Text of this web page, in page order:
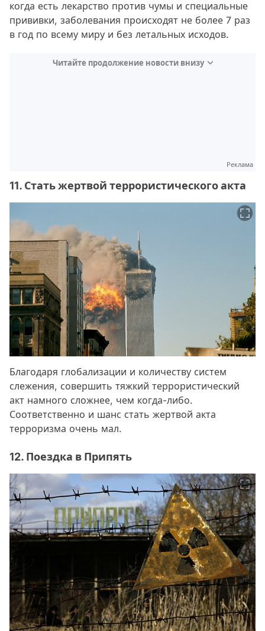
когда есть лекарство против чумы и специальные
прививки, заболевания происходят не более 7 раз
в год по всему миру и без летальных исходов.
Читайте продолжение новости внизу
Реклама
11. Стать жертвой террористического акта
Благодаря глобализации и количеству систем
слежения, совершить тяжкий террористический
акт намного сложнее, чем когда-либо.
Соответственно и шанс стать жертвой акта
терроризма очень мал.
12. Поездка в Припять